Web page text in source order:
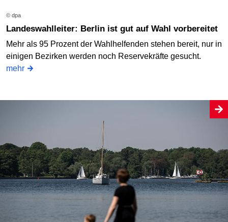
© dpa
Landeswahlleiter: Berlin ist gut auf Wahl vorbereitet
Mehr als 95 Prozent der Wahlhelfenden stehen bereit, nur in
einigen Bezirken werden noch Reservekräfte gesucht.
mehr